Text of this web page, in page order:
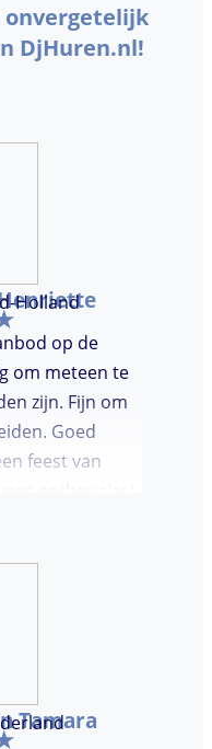
onvergetelijk
DjHuren.nl!
Holland
op de
om meteen te
zijn. Fijn om
Goed
feest van
enthousiast,
top gedaan en
Tamara